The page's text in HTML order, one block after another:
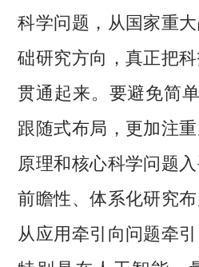
科学问题，从国家重
础研究方向，真正把
贯通起来。要避免简
跟随式布局，更加注
原理和核心科学问题入
前瞻性、体系化研究
从应用牵引向问题牵